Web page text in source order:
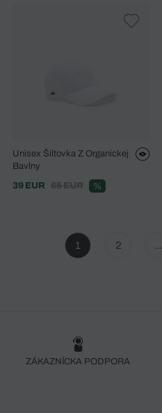
Unisex Šiltovka Z Organickej
Bavlny
39 EUR
65 EUR %
1 2
ZÁKAZNÍCKA PODPORA